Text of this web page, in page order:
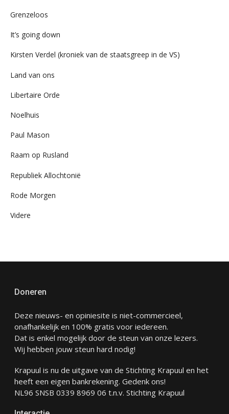
Grenzeloos
It’s going down
Kirsten Verdel (kroniek van de staatsgreep in de VS)
Land van ons
Libertaire Orde
Noelhuis
Paul Mason
Raam op Rusland
Republiek Allochtonië
Rode Morgen
Videre
Doneren
Deze nieuws- en opiniesite is niet-commercieel,
onafhankelijk en 100% gratis voor iedereen.
Dat is enkel mogelijk door de steun van onze lezers.
Wij hebben jouw steun hard nodig!
Krapuul is nu de uitgave van de Stichting Krapuul en het
heeft een eigen bankrekening. Gedenk ons!
NL96 SNSB 0339 8969 06 t.n.v. Stichting Krapuul